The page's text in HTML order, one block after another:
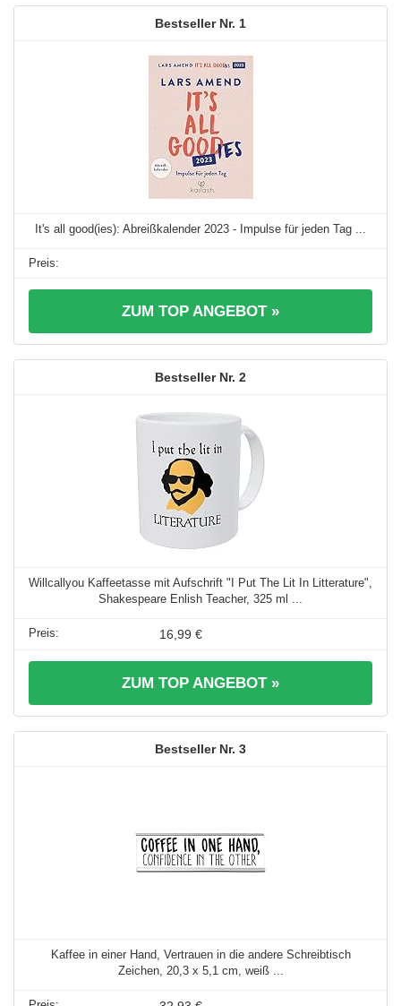
1
It's all good(ies): Abreißkalender 2023 - Impulse für jeden Tag ...
ZUM TOP ANGEBOT »
2
Willcallyou Kaffeetasse mit Aufschrift "I Put The Lit In Litterature",
Shakespeare Enlish Teacher, 325 ml ...
16,99 €
ZUM TOP ANGEBOT »
3
Kaffee in einer Hand, Vertrauen in die andere Schreibtisch
Zeichen, 20,3 x 5,1 cm, weiß ...